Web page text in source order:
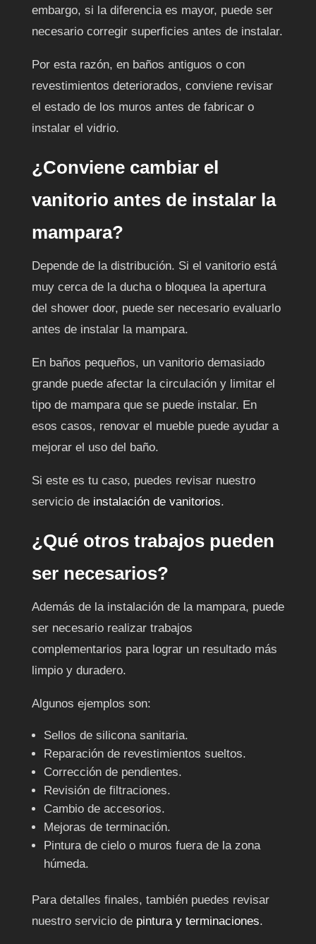
embargo, si la diferencia es mayor, puede ser
necesario corregir superficies antes de instalar.
Por esta razón, en baños antiguos o con
revestimientos deteriorados, conviene revisar
el estado de los muros antes de fabricar o
instalar el vidrio.
¿Conviene cambiar el
vanitorio antes de instalar la
mampara?
Depende de la distribución. Si el vanitorio está
muy cerca de la ducha o bloquea la apertura
del shower door, puede ser necesario evaluarlo
antes de instalar la mampara.
En baños pequeños, un vanitorio demasiado
grande puede afectar la circulación y limitar el
tipo de mampara que se puede instalar. En
esos casos, renovar el mueble puede ayudar a
mejorar el uso del baño.
Si este es tu caso, puedes revisar nuestro
servicio de instalación de vanitorios.
¿Qué otros trabajos pueden
ser necesarios?
Además de la instalación de la mampara, puede
ser necesario realizar trabajos
complementarios para lograr un resultado más
limpio y duradero.
Algunos ejemplos son:
Sellos de silicona sanitaria.
Reparación de revestimientos sueltos.
Corrección de pendientes.
Revisión de filtraciones.
Cambio de accesorios.
Mejoras de terminación.
Pintura de cielo o muros fuera de la zona
húmeda.
Para detalles finales, también puedes revisar
nuestro servicio de pintura y terminaciones.